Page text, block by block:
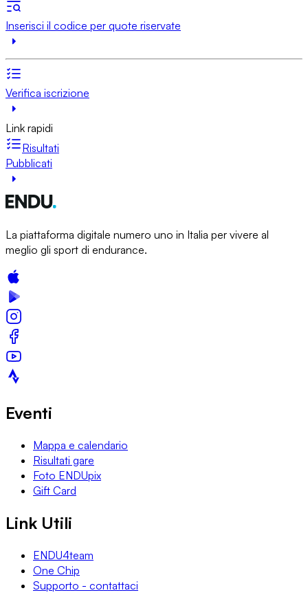
Inserisci il codice per quote riservate
Verifica iscrizione
Link rapidi
Risultati
Pubblicati
La piattaforma digitale numero uno in Italia per vivere al
meglio gli sport di endurance.
Eventi
Mappa e calendario
Risultati gare
Foto ENDUpix
Gift Card
Link Utili
ENDU4team
One Chip
Supporto - contattaci